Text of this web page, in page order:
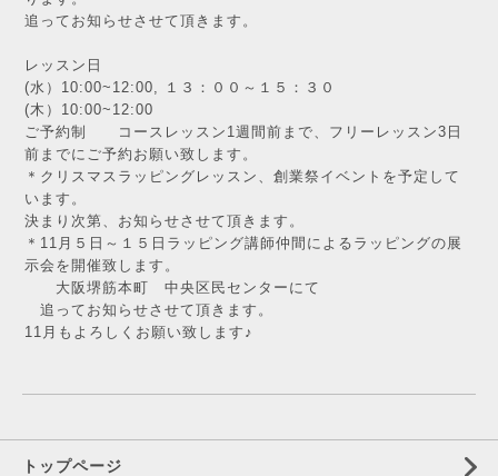
追ってお知らせさせて頂きます。
レッスン日
(水）10:00~12:00, １３：００～１５：３０
(木）10:00~12:00
ご予約制 コースレッスン1週間前まで、フリーレッスン3日
前までにご予約お願い致します。
＊クリスマスラッピングレッスン、創業祭イベントを予定して
います。
決まり次第、お知らせさせて頂きます。
＊11月５日～１５日ラッピング講師仲間によるラッピングの展
示会を開催致します。
大阪堺筋本町 中央区民センターにて
追ってお知らせさせて頂きます。
11月もよろしくお願い致します♪
トップページ